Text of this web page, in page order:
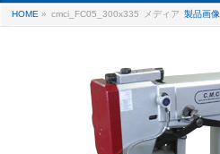
HOME » cmci_FC05_300x335 メディア 製品画像